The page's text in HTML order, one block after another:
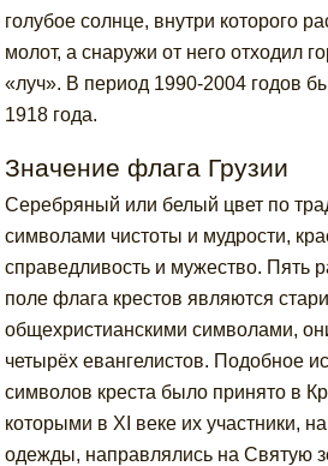
голубое солнце, внутри которого
молот, а снаружи от него отходил
«луч». В период 1990-2004 годов
1918 года.
Значение флага Грузии
Серебряный или белый цвет по
символами чистоты и мудрости,
справедливость и мужество. Пять
поле флага крестов являются
общехристианскими символами,
четырёх евангелистов. Подобное
символов креста было принято в
которыми в XI веке их участники,
одежды, направлялись на Святую